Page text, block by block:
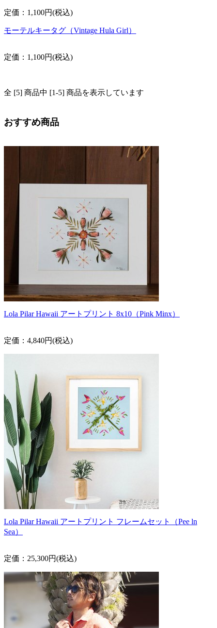
定価：1,100円(税込)
モーテルキータグ（Vintage Hula Girl）
定価：1,100円(税込)
全 [5] 商品中 [1-5] 商品を表示しています
おすすめ商品
Lola Pilar Hawaii アートプリント 8x10（Pink Minx）
定価：4,840円(税込)
Lola Pilar Hawaii アートプリント フレームセット（Pee ln
Sea）
定価：25,300円(税込)